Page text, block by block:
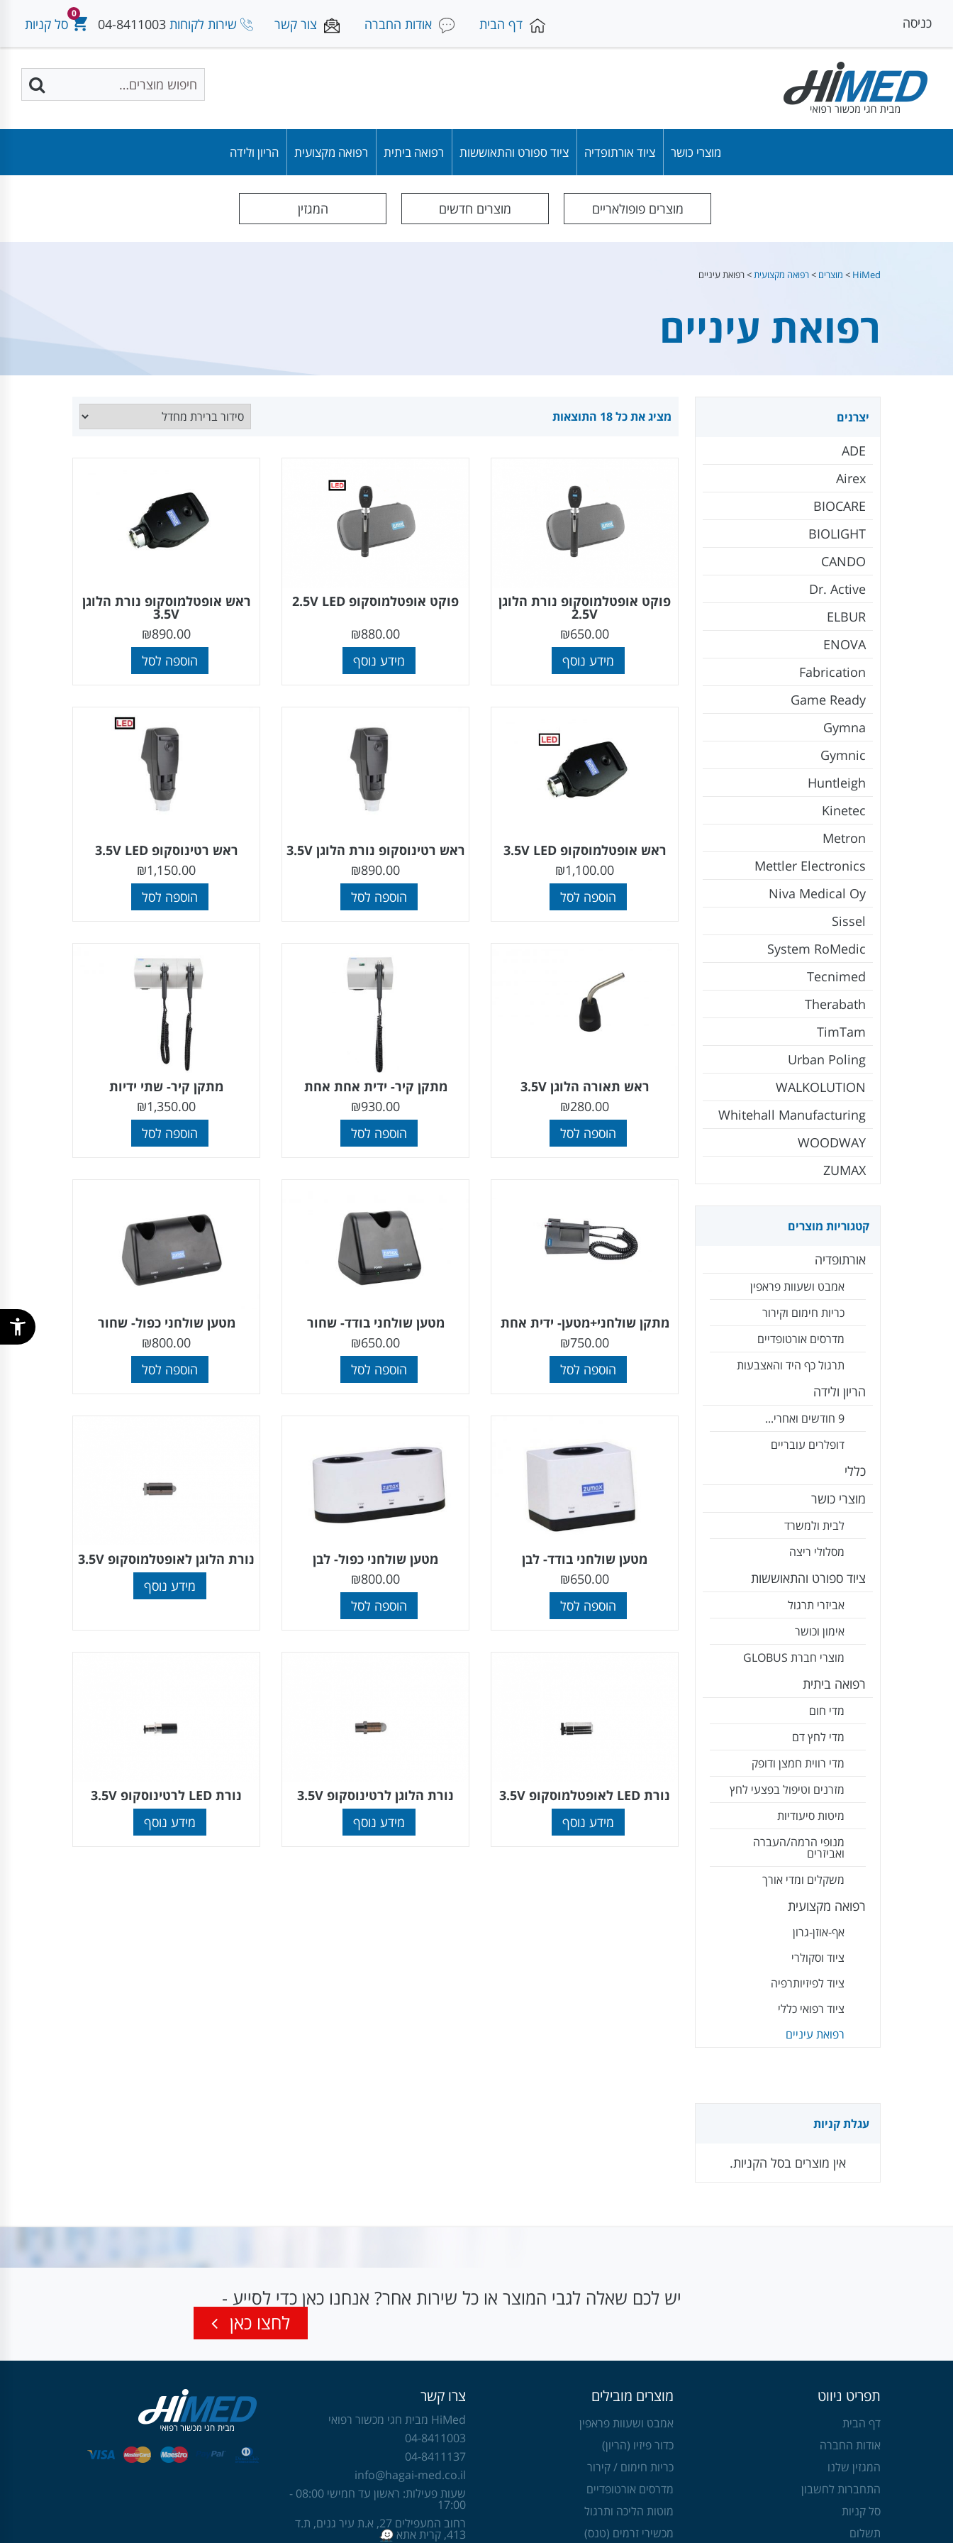
כניסה דף הבית אודות החברה צור קשר שירות לקוחות 04-8411003 סל קניות
0
מוצרי כושר ציוד אורתופדיה ציוד ספורט והתאוששות רפואה ביתית רפואה מקצועית הריון ולידה
מוצרים פופולאריים מוצרים חדשים המגזין
HiMed
> מוצרים >רפואה מקצועית>רפואת עיניים
רפואת עיניים
מציג את כל 18 התוצאות
פוקט אופטלמוסקופ נורת הלוגן
2.5V
₪650.00
מידע נוסף
פוקט אופטלמוסקופ 2.5V LED
₪880.00
מידע נוסף
ראש אופטלמוסקופ נורת הלוגן
3.5V
₪890.00
הוספה לסל
ראש אופטלמוסקופ 3.5V LED
₪1,100.00
הוספה לסל
ראש רטינוסקופ נורת הלוגן 3.5V
₪890.00
הוספה לסל
ראש רטינוסקופ 3.5V LED
₪1,150.00
הוספה לסל
ראש תאורה הלוגן 3.5V
₪280.00
הוספה לסל
מתקן קיר- ידית אחת אחת
₪930.00
הוספה לסל
מתקן קיר- שתי ידיות
₪1,350.00
הוספה לסל
מתקן שולחני+מטען- ידית אחת
₪750.00
הוספה לסל
מטען שולחני בודד- שחור
₪650.00
הוספה לסל
מטען שולחני כפול- שחור
₪800.00
הוספה לסל
מטען שולחני בודד- לבן
₪650.00
הוספה לסל
מטען שולחני כפול- לבן
₪800.00
הוספה לסל
נורת הלוגן לאופטלמוסקופ 3.5V
מידע נוסף
נורת LED לאופטלמוסקופ 3.5V
מידע נוסף
נורת הלוגן לרטינוסקופ 3.5V
מידע נוסף
נורת LED לרטינוסקופ 3.5V
מידע נוסף
יצרנים
ADE
Airex
BIOCARE
BIOLIGHT
CANDO
Dr. Active
ELBUR
ENOVA
Fabrication
Game Ready
Gymna
Gymnic
Huntleigh
Kinetec
Metron
Mettler Electronics
Niva Medical Oy
Sissel
System RoMedic
Tecnimed
Therabath
TimTam
Urban Poling
WALKOLUTION
Whitehall Manufacturing
WOODWAY
ZUMAX
קטגוריות מוצרים
אורתופדיה
אמבט ושעוות פראפין
כריות חימום וקירור
מדרסים אורטופדיים
תרגול כף היד והאצבעות
הריון ולידה
9 חודשים ואחרי...
דופלרים עובריים
כללי
מוצרי כושר
לבית ולמשרד
מסלולי ריצה
ציוד ספורט והתאוששות
אביזרי תרגול
אימון וכושר
מוצרי חברת GLOBUS
רפואה ביתית
מדי חום
מדי לחץ דם
מדי רווית חמצן ודופק
מזרנים וטיפול בפצעי לחץ
מיטות סיעודיות
מנופי הרמה/העברה
ואביזרים
משקלים ומדי אורך
רפואה מקצועית
אף-אוזן-גרון
ציוד וסקולרי
ציוד לפיזיותרפיה
ציוד רפואי כללי
רפואת עיניים
עגלת קניות
אין מוצרים בסל הקניות.
יש לכם שאלה לגבי המוצר או כל שירות אחר? אנחנו כאן כדי לסייע -
לחצו כאן
תפריט ניווט
דף הבית
אודות החברה
המגזין שלנו
התחברות לחשבון
סל קניות
תשלום
מוצרים מובילים
אמבט ושעוות פראפין
כדור פיזיו (הריון)
כריות חימום / קירור
מדרסים אורטופדיים
מוטות הליכה ותרגול
מכשירי זרמים (טנס)
צרו קשר
HiMed מבית חגי מכשור רפואי
04-8411003
04-8411137
info@hagai-med.co.il
שעות פעילות: ראשון עד חמישי 08:00 -
17:00
רחוב המעפילים 27, א.ת עיר גנים, ת.ד
413, קרית אתא